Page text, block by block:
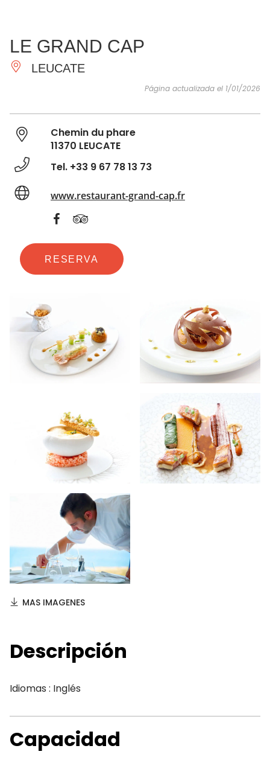
IMPRESCINDIBLES
HACER
LE GRAND CAP
LEUCATE
Página actualizada el 1/01/2026
Chemin du phare
11370 LEUCATE
Tel. +33 9 67 78 13 73
www.restaurant-grand-cap.fr
RESERVA
MAS IMAGENES
Descripción
Idiomas : Inglés
Capacidad